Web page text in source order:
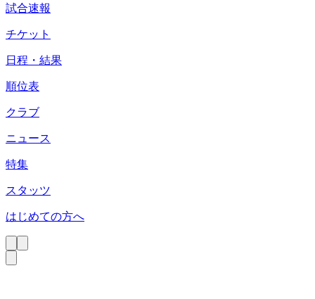
試合速報
チケット
日程・結果
順位表
クラブ
ニュース
特集
スタッツ
はじめての方へ